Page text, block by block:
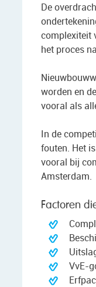
De
complexiteit
het proces
worden en
vooral als
In de
fouten. Het
vooral bij
Amsterdam.
Factoren
VvE-